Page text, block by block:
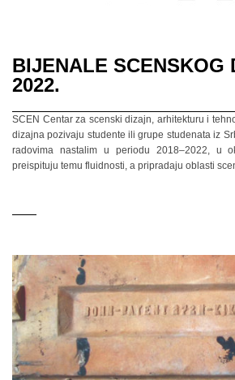
BIJENALE SCENSKOG
2022.
SCEN Centar za scenski dizajn, arhitekturu i
dizajna pozivaju studente ili grupe studenata iz
radovima nastalim u periodu 2018–2022, u
preispituju temu fluidnosti, a pripradaju oblasti